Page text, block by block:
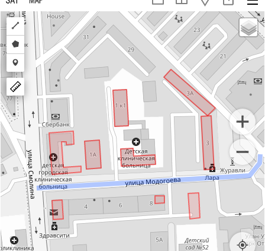
Draw
a
polyline
Draw
a
polygon
Draw
a
marker